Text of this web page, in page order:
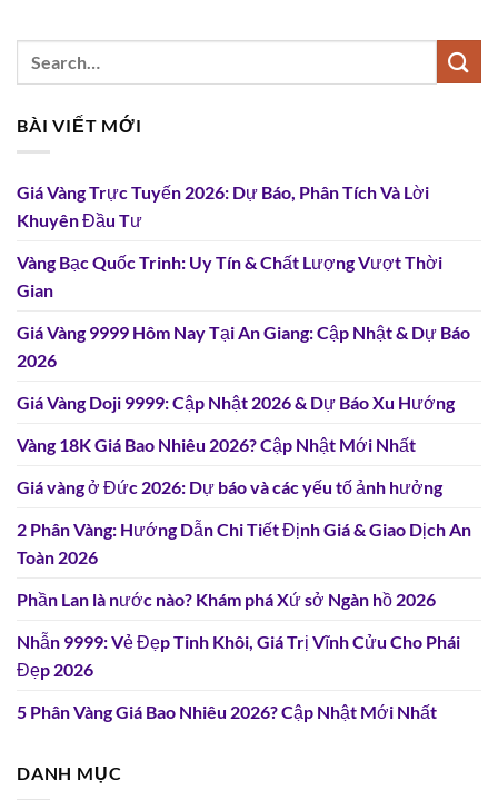
BÀI VIẾT MỚI
Giá Vàng Trực Tuyến 2026: Dự Báo, Phân Tích Và Lời
Khuyên Đầu Tư
Vàng Bạc Quốc Trinh: Uy Tín & Chất Lượng Vượt Thời
Gian
Giá Vàng 9999 Hôm Nay Tại An Giang: Cập Nhật & Dự Báo
2026
Giá Vàng Doji 9999: Cập Nhật 2026 & Dự Báo Xu Hướng
Vàng 18K Giá Bao Nhiêu 2026? Cập Nhật Mới Nhất
Giá vàng ở Đức 2026: Dự báo và các yếu tố ảnh hưởng
2 Phân Vàng: Hướng Dẫn Chi Tiết Định Giá & Giao Dịch An
Toàn 2026
Phần Lan là nước nào? Khám phá Xứ sở Ngàn hồ 2026
Nhẫn 9999: Vẻ Đẹp Tinh Khôi, Giá Trị Vĩnh Cửu Cho Phái
Đẹp 2026
5 Phân Vàng Giá Bao Nhiêu 2026? Cập Nhật Mới Nhất
DANH MỤC